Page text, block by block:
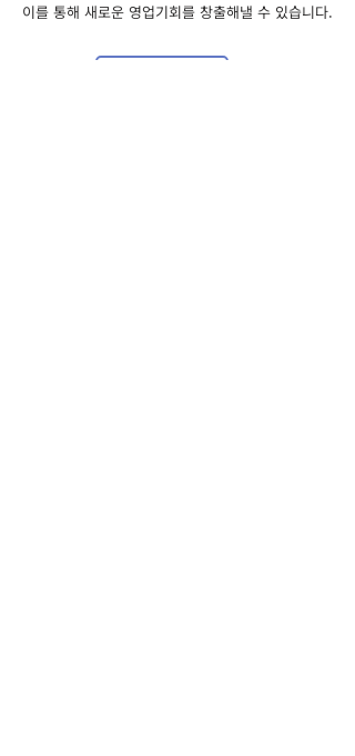
이를 통해 새로운 영업기회를 창출해낼 수 있습니다.